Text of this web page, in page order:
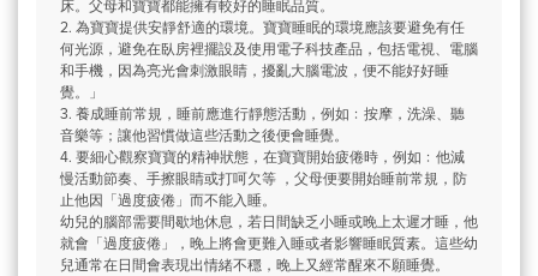
床。父母和寶寶都能擁有較好的睡眠品質。
2. 為寶寶提供安靜舒適的環境。寶寶睡眠的環境應該要避免有任
何光源，避免在臥房裡擺設及使用電子科技產品，包括電視、電腦
和手機，因為亮光會刺激眼睛，擾亂大腦電波，便不能好好睡
覺。」
3. 養成睡前常規，睡前應進行靜態活動，例如﹕按摩，洗澡、聽
音樂等；讓他習慣做這些活動之後便會睡覺。
4. 要細心觀察寶寶的精神狀態，在寶寶開始疲倦時，例如﹕他減
慢活動節奏、手擦眼睛或打呵欠等 ，父母便要開始睡前常規，防
止他因「過度疲倦」而不能入睡。
幼兒的腦部需要間歇地休息，若日間缺乏小睡或晚上太遲才睡，他
就會「過度疲倦」，晚上將會更難入睡或者影響睡眠質素。這些幼
兒通常在日間會表現出情緒不穩，晚上又經常醒來不願睡覺。